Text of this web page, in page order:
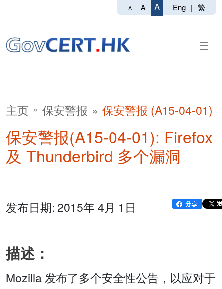
A A A Eng | 繁
主页 保安警报 保安警报 (A15-04-01)
保安警报(A15-04-01): Firefox
及 Thunderbird 多个漏洞
发布日期: 2015年 4月 1日
描述：
Mozilla 发布了多个安全性公告，以应对于